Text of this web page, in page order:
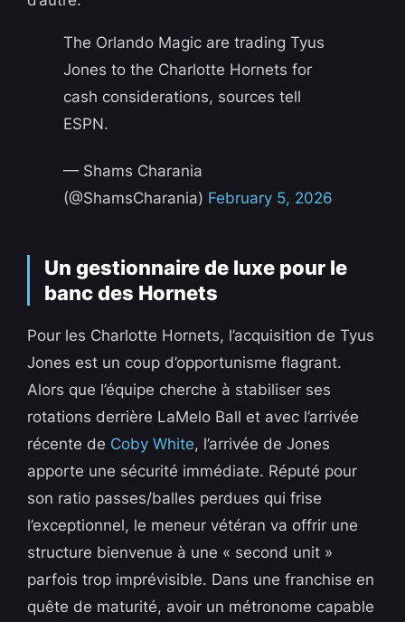
The Orlando Magic are trading Tyus
Jones to the Charlotte Hornets for
cash considerations, sources tell
ESPN.
— Shams Charania
(@ShamsCharania) February 5, 2026
Un gestionnaire de luxe pour le
banc des Hornets
Pour les Charlotte Hornets, l’acquisition de Tyus
Jones est un coup d’opportunisme flagrant.
Alors que l’équipe cherche à stabiliser ses
rotations derrière LaMelo Ball et avec l’arrivée
récente de Coby White, l’arrivée de Jones
apporte une sécurité immédiate. Réputé pour
son ratio passes/balles perdues qui frise
l’exceptionnel, le meneur vétéran va offrir une
structure bienvenue à une « second unit »
parfois trop imprévisible. Dans une franchise en
quête de maturité, avoir un métronome capable